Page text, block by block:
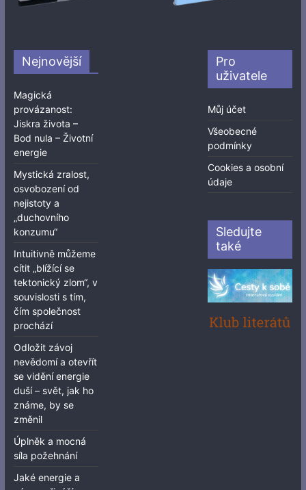
Nejnovější
Magická
provázanost:
Jiskra života –
Bod nula – Životní
energie
Mystická zralost,
osvobození od
nejistoty a
„duchovního
konzumu“
Intuitivně můžeme
cítit „blížící se
tektonický zlom“, v
souvislosti s tím,
čím společnost
prochází
Odložit závoj
nevědomí a otevřít
se vidění energie
duší – svět, jak ho
známe, by se
změnil
Úplněk a mocná
síla požehnání
Jaké energie a
Pro
uživatele
Můj účet
Všeobecné
podmínky
Cookies a osobní
údaje
Sledujte
také